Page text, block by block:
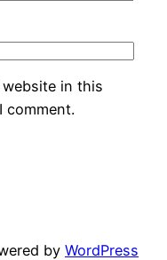
website in this
comment.
by WordPress